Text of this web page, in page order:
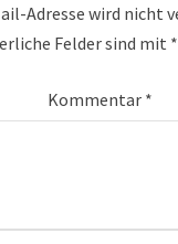
Adresse wird nicht
Felder sind mit *
Kommentar *